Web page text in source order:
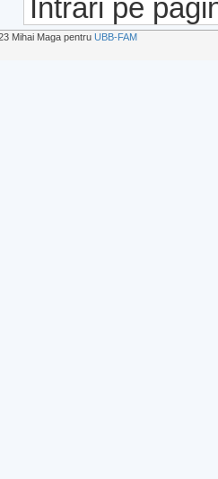
Intrări pe
Mihai Maga pentru UBB-FAM